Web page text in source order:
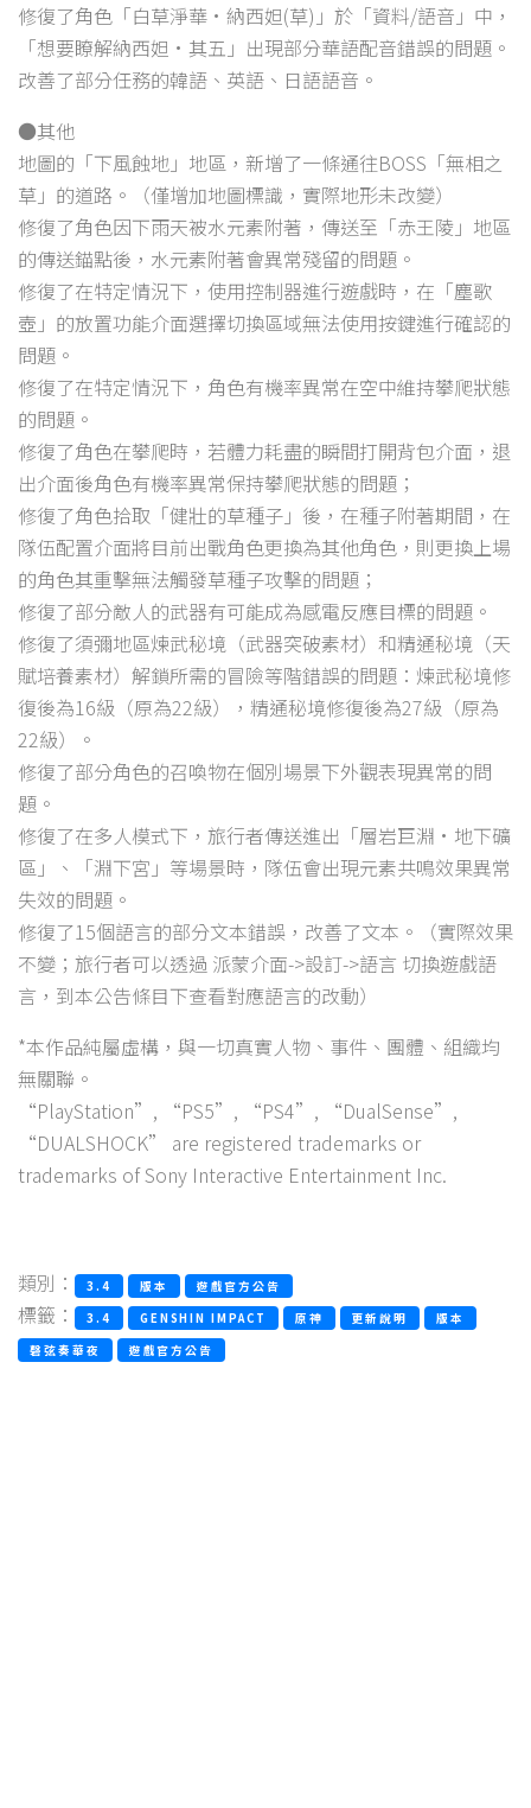
修復了角色「白草淨華·納西妲(草)」於「資料/語音」中，
「想要瞭解納西妲·其五」出現部分華語配音錯誤的問題。
改善了部分任務的韓語、英語、日語語音。
●其他
地圖的「下風蝕地」地區，新增了一條通往BOSS「無相之
草」的道路。（僅增加地圖標識，實際地形未改變）
修復了角色因下雨天被水元素附著，傳送至「赤王陵」地區
的傳送錨點後，水元素附著會異常殘留的問題。
修復了在特定情況下，使用控制器進行遊戲時，在「塵歌
壺」的放置功能介面選擇切換區域無法使用按鍵進行確認的
問題。
修復了在特定情況下，角色有機率異常在空中維持攀爬狀態
的問題。
修復了角色在攀爬時，若體力耗盡的瞬間打開背包介面，退
出介面後角色有機率異常保持攀爬狀態的問題；
修復了角色拾取「健壯的草種子」後，在種子附著期間，在
隊伍配置介面將目前出戰角色更換為其他角色，則更換上場
的角色其重擊無法觸發草種子攻擊的問題；
修復了部分敵人的武器有可能成為感電反應目標的問題。
修復了須彌地區煉武秘境（武器突破素材）和精通秘境（天
賦培養素材）解鎖所需的冒險等階錯誤的問題：煉武秘境修
復後為16級（原為22級），精通秘境修復後為27級（原為
22級）。
修復了部分角色的召喚物在個別場景下外觀表現異常的問
題。
修復了在多人模式下，旅行者傳送進出「層岩巨淵·地下礦
區」、「淵下宮」等場景時，隊伍會出現元素共鳴效果異常
失效的問題。
修復了15個語言的部分文本錯誤，改善了文本。（實際效果
不變；旅行者可以透過 派蒙介面->設訂->語言 切換遊戲語
言，到本公告條目下查看對應語言的改動）
*本作品純屬虛構，與一切真實人物、事件、團體、組織均
無關聯。
“PlayStation”, “PS5”, “PS4”, “DualSense”,
“DUALSHOCK” are registered trademarks or
trademarks of Sony Interactive Entertainment Inc.
類別： 3.4 版本 遊戲官方公告
標籤： 3.4 GENSHIN IMPACT 原神 更新說明
版本
磬弦奏華夜
遊戲官方公告